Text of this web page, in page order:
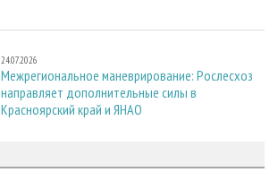
24.07.2026
Межрегиональное маневрирование: Рослесхоз
направляет дополнительные силы в
Красноярский край и ЯНАО